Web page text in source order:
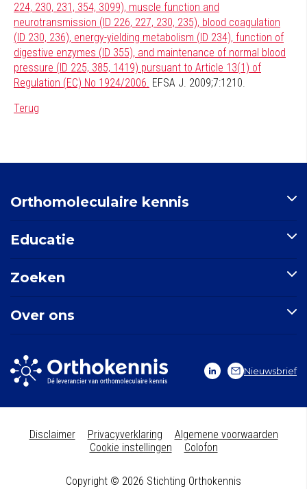
224, 230, 231, 354, 3099), muscle function and
neurotransmission (ID 226, 227, 230, 235), blood coagulation
(ID 230, 236), energy-yielding metabolism (ID 234), function of
digestive enzymes (ID 355), and maintenance of normal blood
pressure (ID 225, 385, 1419) pursuant to Article 13(1) of
Regulation (EC) No 1924/2006. EFSA J. 2009;7:1210.
Terug
Nieuwsbrief
Orthomoleculaire kennis
Nutriënten-index
Indicatie-index
Nieuws
Educatie
E-learning: Basisprincipes orthomoleculaire geneeskunde
Mondgezondheid
Zoeken
Zoek een indicatie
Zoek een nutriënt
Over ons
Vitals Voedingssupplementen
Vitale Kennis
Contact
Disclaimer Privacyverklaring
Algemene voorwaarden
Cookie instellingen
Colofon
Copyright © 2026 Stichting Orthokennis